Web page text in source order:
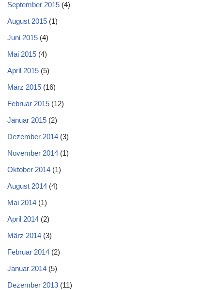
September 2015 (4)
August 2015 (1)
Juni 2015 (4)
Mai 2015 (4)
April 2015 (5)
März 2015 (16)
Februar 2015 (12)
Januar 2015 (2)
Dezember 2014 (3)
November 2014 (1)
Oktober 2014 (1)
August 2014 (4)
Mai 2014 (1)
April 2014 (2)
März 2014 (3)
Februar 2014 (2)
Januar 2014 (5)
Dezember 2013 (11)